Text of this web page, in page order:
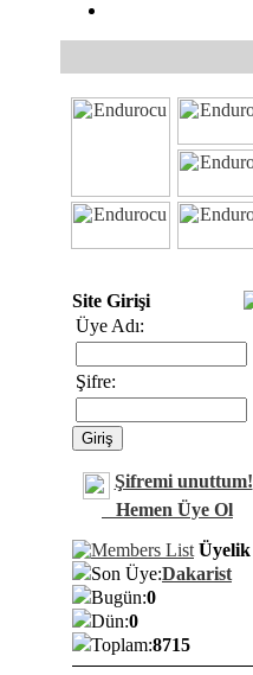
Site Girişi
Üye Adı:
Şifre:
Şifremi unuttum!
Hemen Üye Ol
Üyelik
Son Üye:Dakarist
Bugün:0
Dün:0
Toplam:8715